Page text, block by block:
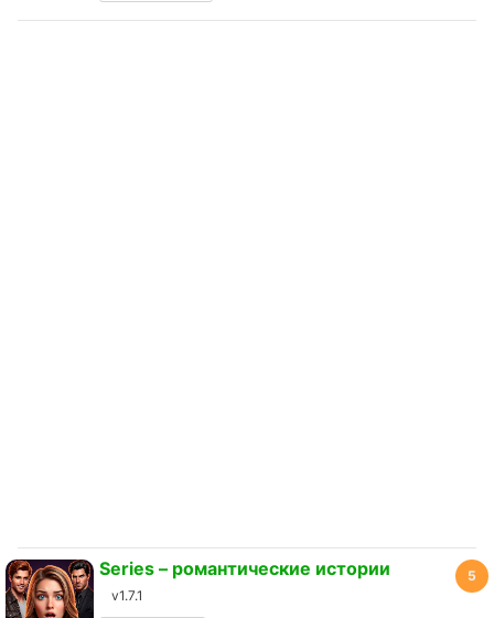
5
Series – романтические истории
v1.7.1